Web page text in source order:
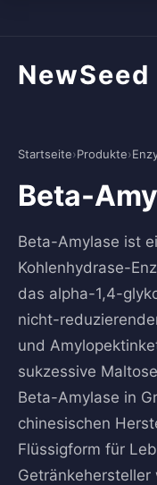
NewSeed
Startseite›Produkte›
Beta-
Beta-Amylase ist
Kohlenhydrase-
das alpha-1,4-
nicht-
und
sukzessive
Beta-Amylase in
chinesischen
Flüssigform für